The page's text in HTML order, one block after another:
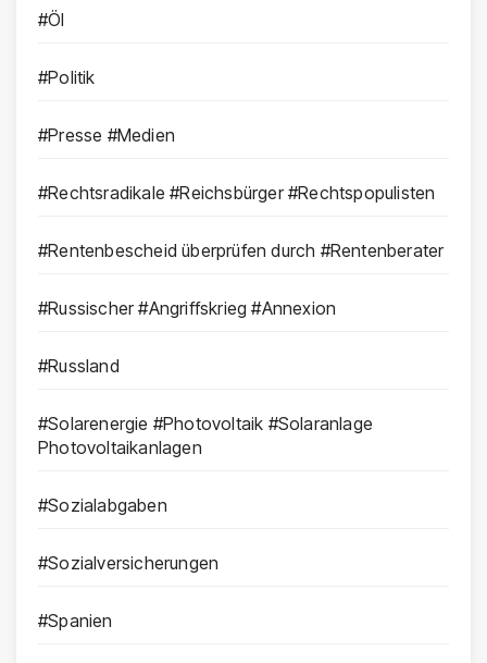
#Öl
#Politik
#Presse #Medien
#Rechtsradikale #Reichsbürger #Rechtspopulisten
#Rentenbescheid überprüfen durch #Rentenberater
#Russischer #Angriffskrieg #Annexion
#Russland
#Solarenergie #Photovoltaik #Solaranlage
Photovoltaikanlagen
#Sozialabgaben
#Sozialversicherungen
#Spanien